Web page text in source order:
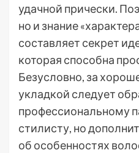
удачной прически.
но и знание
составляет секрет
которая способна
Безусловно, за
укладкой следует
профессиональному
стилисту, но
об особенностях